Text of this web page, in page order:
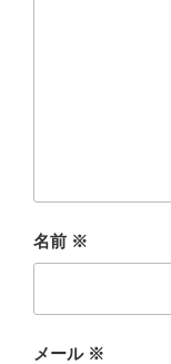
名前 ※
メール ※